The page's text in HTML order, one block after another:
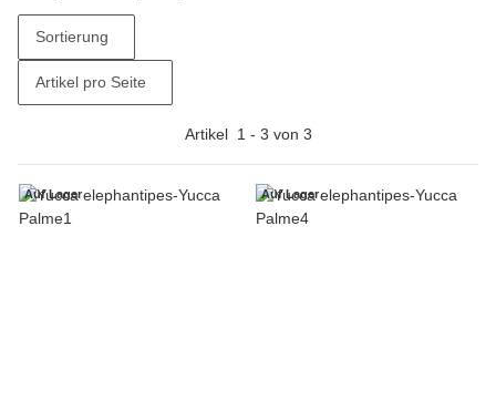
Sortierung
Artikel pro Seite
Artikel 1 - 3 von 3
Auf Lager Auf Lager